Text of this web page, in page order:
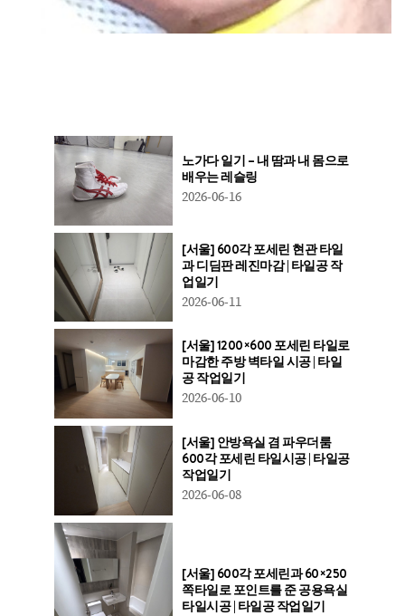
노가다 일기 – 내 땀과 내 몸으로
배우는 레슬링
2026-06-16
[서울] 600각 포세린 현관 타일
과 디딤판 레진마감 | 타일공 작
업일기
2026-06-11
[서울] 1200×600 포세린 타일로
마감한 주방 벽타일 시공 | 타일
공 작업일기
2026-06-10
[서울] 안방욕실 겸 파우더룸
600각 포세린 타일시공 | 타일공
작업일기
2026-06-08
[서울] 600각 포세린과 60×250
쪽타일로 포인트를 준 공용욕실
타일시공 | 타일공 작업일기